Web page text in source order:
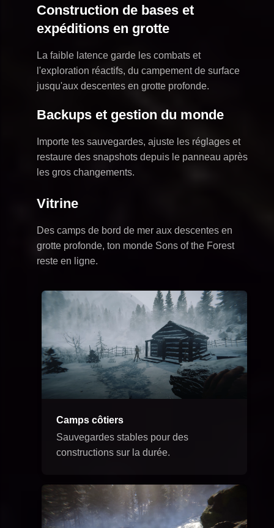
Construction de bases et
expéditions en grotte
La faible latence garde les combats et
l'exploration réactifs, du campement de surface
jusqu'aux descentes en grotte profonde.
Backups et gestion du monde
Importe tes sauvegardes, ajuste les réglages et
restaure des snapshots depuis le panneau après
les gros changements.
Vitrine
Des camps de bord de mer aux descentes en
grotte profonde, ton monde Sons of the Forest
reste en ligne.
Camps côtiers
Sauvegardes stables pour des
constructions sur la durée.